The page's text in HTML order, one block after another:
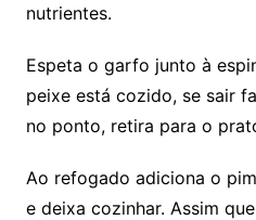
nutrientes.
Espeta o garfo junto à
peixe está cozido, se sair
no ponto, retira para o
Ao refogado adiciona o
e deixa cozinhar. Assim